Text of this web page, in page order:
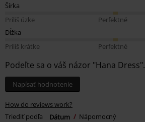
Šírka
Príliš úzke
Perfektné
Dĺžka
Príliš krátke
Perfektné
Podeľte sa o váš názor "Hana Dress".
Napísať hodnotenie
How do reviews work?
Triediť podľa
Dátum Nápomocný